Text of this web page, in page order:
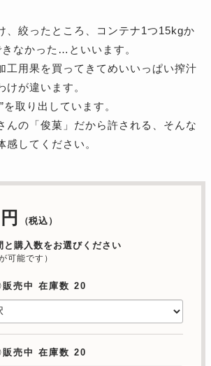
、絞ったところ、コンテナ1つ15kgか
なかった…といいます。
工用果を買ってきてめいいっぱい搾汁
けが違います。
取り出しています。
んの「俊菓」だから許される、そんな
感してください。
（税込）
と購入数をお選びください
可能です）
販売中 在庫数 20
販売中 在庫数 20